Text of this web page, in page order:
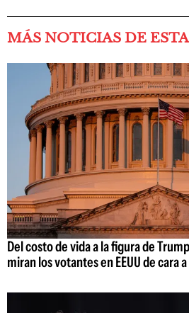
MÁS NOTICIAS DE
Del costo de vida a la figura de
miran los votantes en EEUU de cara